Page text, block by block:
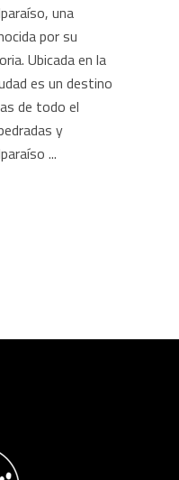
una
por su
Ubicada en la
es un destino
de todo el
y